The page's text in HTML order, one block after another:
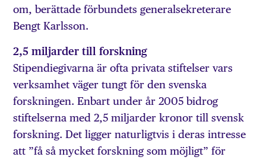
om, berättade förbundets generalsekreterare
Bengt Karlsson.
2,5 miljarder till forskning
Stipendiegivarna är ofta privata stiftelser vars
verksamhet väger tungt för den svenska
forskningen. Enbart under år 2005 bidrog
stiftelserna med 2,5 miljarder kronor till svensk
forskning. Det ligger naturligtvis i deras intresse
att ”få så mycket forskning som möjligt” för